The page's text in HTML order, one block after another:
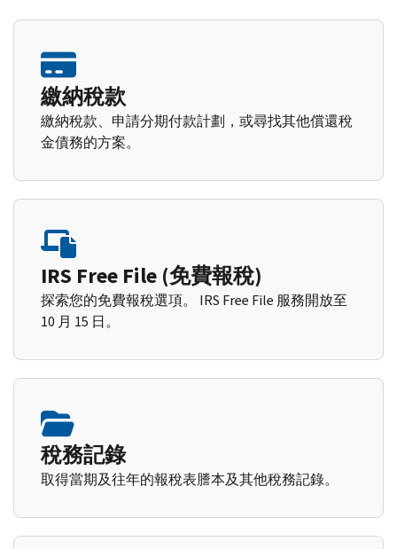
繳納稅款
繳納稅款、申請分期付款計劃，或尋找其他償還稅
金債務的方案。
IRS Free File (免費報稅)
探索您的免費報稅選項。 IRS Free File 服務開放至
10 月 15 日。
稅務記錄
取得當期及往年的報稅表謄本及其他稅務記錄。